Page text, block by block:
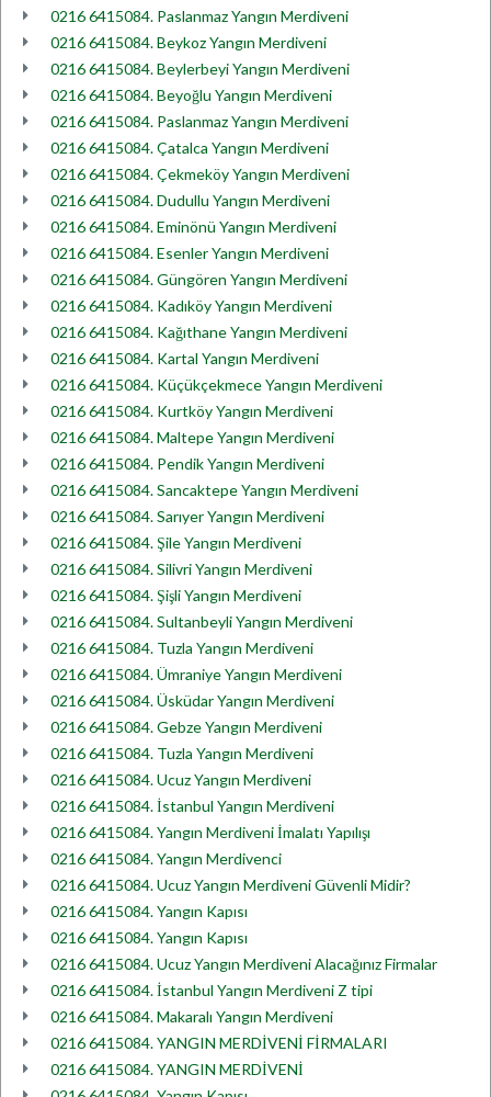
0216 6415084. Paslanmaz Yangın Merdiveni
0216 6415084. Beykoz Yangın Merdiveni
0216 6415084. Beylerbeyi Yangın Merdiveni
0216 6415084. Beyoğlu Yangın Merdiveni
0216 6415084. Paslanmaz Yangın Merdiveni
0216 6415084. Çatalca Yangın Merdiveni
0216 6415084. Çekmeköy Yangın Merdiveni
0216 6415084. Dudullu Yangın Merdiveni
0216 6415084. Eminönü Yangın Merdiveni
0216 6415084. Esenler Yangın Merdiveni
0216 6415084. Güngören Yangın Merdiveni
0216 6415084. Kadıköy Yangın Merdiveni
0216 6415084. Kağıthane Yangın Merdiveni
0216 6415084. Kartal Yangın Merdiveni
0216 6415084. Küçükçekmece Yangın Merdiveni
0216 6415084. Kurtköy Yangın Merdiveni
0216 6415084. Maltepe Yangın Merdiveni
0216 6415084. Pendik Yangın Merdiveni
0216 6415084. Sancaktepe Yangın Merdiveni
0216 6415084. Sarıyer Yangın Merdiveni
0216 6415084. Şile Yangın Merdiveni
0216 6415084. Silivri Yangın Merdiveni
0216 6415084. Şişli Yangın Merdiveni
0216 6415084. Sultanbeyli Yangın Merdiveni
0216 6415084. Tuzla Yangın Merdiveni
0216 6415084. Ümraniye Yangın Merdiveni
0216 6415084. Üsküdar Yangın Merdiveni
0216 6415084. Gebze Yangın Merdiveni
0216 6415084. Tuzla Yangın Merdiveni
0216 6415084. Ucuz Yangın Merdiveni
0216 6415084. İstanbul Yangın Merdiveni
0216 6415084. Yangın Merdiveni İmalatı Yapılışı
0216 6415084. Yangın Merdivenci
0216 6415084. Ucuz Yangın Merdiveni Güvenli Midir?
0216 6415084. Yangın Kapısı
0216 6415084. Yangın Kapısı
0216 6415084. Ucuz Yangın Merdiveni Alacağınız Firmalar
0216 6415084. İstanbul Yangın Merdiveni Z tipi
0216 6415084. Makaralı Yangın Merdiveni
0216 6415084. YANGIN MERDİVENİ FİRMALARI
0216 6415084. YANGIN MERDİVENİ